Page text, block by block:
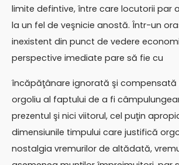
limite defintive, între care locutorii par
la un fel de veşnicie anostă. Într-un
inexistent din punct de vedere
perspective imediate pare să fie cu
încăpăţânare ignorată şi compensată
orgoliu al faptului de a fi
prezentul şi nici viitorul, cel puţin
dimensiunile timpului care justifică
nostalgia vremurilor de altădată,